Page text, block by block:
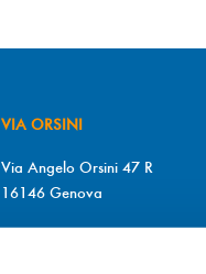
VIA ORSINI
Via Angelo Orsini 47 R
16146 Genova